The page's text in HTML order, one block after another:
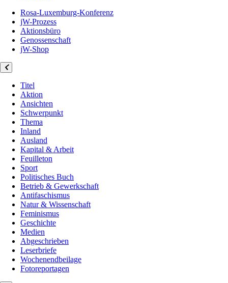
Rosa-Luxemburg-Konferenz
jW-Prozess
Aktionsbüro
Genossenschaft
jW-Shop
Titel
Aktion
Ansichten
Schwerpunkt
Thema
Inland
Ausland
Kapital & Arbeit
Feuilleton
Sport
Politisches Buch
Betrieb & Gewerkschaft
Antifaschismus
Natur & Wissenschaft
Feminismus
Geschichte
Medien
Abgeschrieben
Leserbriefe
Wochenendbeilage
Fotoreportagen